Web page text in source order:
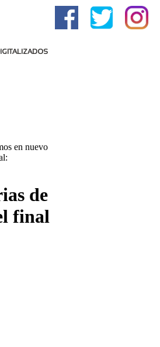
en nuevo
de
final